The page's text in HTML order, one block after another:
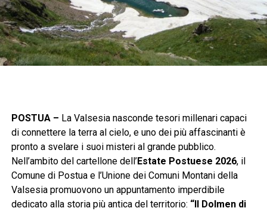
POSTUA – La Valsesia nasconde tesori millenari capaci
di connettere la terra al cielo, e uno dei più affascinanti è
pronto a svelare i suoi misteri al grande pubblico.
Nell’ambito del cartellone dell’Estate Postuese 2026, il
Comune di Postua e l’Unione dei Comuni Montani della
Valsesia promuovono un appuntamento imperdibile
dedicato alla storia più antica del territorio: “Il Dolmen di